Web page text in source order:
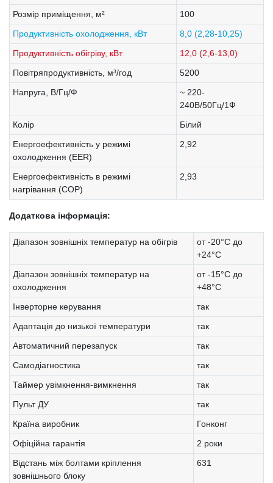
Розмір приміщення, м²
100
Продуктивність охолодження, кВт
8,0 (2,28-10,25)
Продуктивність обігріву, кВт
12,0 (2,6-13,0)
Повітряпродуктивність, м³/год
5200
Напруга, В/Гц/Ф
~ 220-
240В/50Гц/1Ф
Колір
Білий
Енергоефективність у режимі
охолодження (EER)
2,92
Енергоефективність в режимі
нагрівання (COP)
2,93
Додаткова інформація:
Діапазон зовнішніх температур на обігрів
от -20°С до
+24°С
Діапазон зовнішніх температур на
охолодження
от -15°С до
+48°С
Інверторне керування
так
Адаптація до низької температури
так
Автоматичний перезапуск
так
Самодіагностика
так
Таймер увімкнення-вимкнення
так
Пульт ДУ
так
Країна виробник
Гонконг
Офіційна гарантія
2 роки
Відстань між болтами кріплення
зовнішнього блоку
631